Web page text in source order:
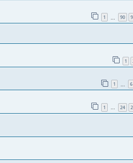
1 90
1
1 6
1 ... 24